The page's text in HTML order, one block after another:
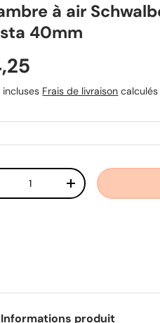
à air
40mm
habituel
incluses Frais de livraison
la quantitéAugmenter la
Informations produit